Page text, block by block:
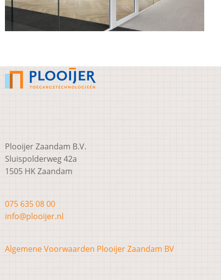
Plooijer Zaandam B.V.
Sluispolderweg 42a
1505 HK Zaandam
075 635 08 00
info@plooijer.nl
Algemene Voorwaarden Plooijer Zaandam BV